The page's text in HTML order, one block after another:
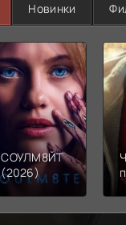
Новинки
СОУЛМ8ЙТ
(2026)